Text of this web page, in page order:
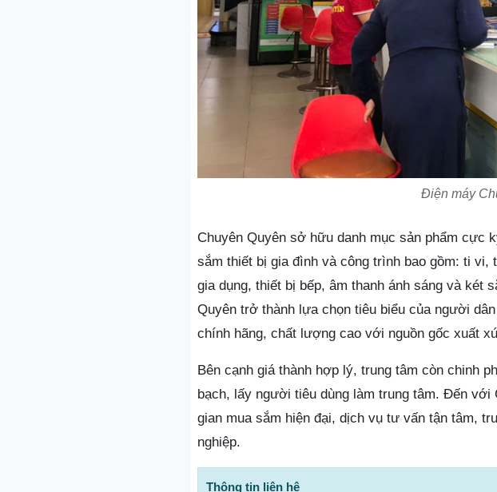
Điện máy
Chuyên Quyên sở hữu danh mục sản phẩm cực
sắm thiết bị gia đình và công trình bao gồm: ti vi,
gia dụng, thiết bị bếp, âm thanh ánh sáng và két
Quyên trở thành lựa chọn tiêu biểu của người
chính hãng, chất lượng cao với nguồn gốc xuất
Bên cạnh giá thành hợp lý, trung tâm còn chinh
bạch, lấy người tiêu dùng làm trung tâm. Đến
gian mua sắm hiện đại, dịch vụ tư vấn tận tâm,
nghiệp.
Thông tin liên hệ